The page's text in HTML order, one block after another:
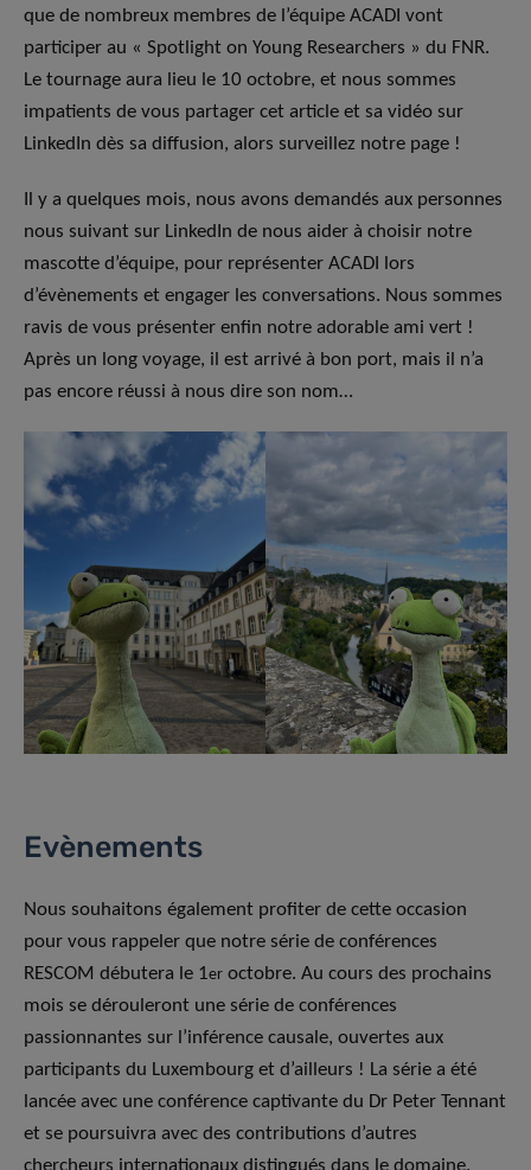
que de nombreux membres de l’équipe ACADI vont
participer au « Spotlight on Young Researchers » du FNR.
Le tournage aura lieu le 10 octobre, et nous sommes
impatients de vous partager cet article et sa vidéo sur
LinkedIn dès sa diffusion, alors surveillez notre page !
Il y a quelques mois, nous avons demandés aux personnes
nous suivant sur LinkedIn de nous aider à choisir notre
mascotte d’équipe, pour représenter ACADI lors
d’évènements et engager les conversations. Nous sommes
ravis de vous présenter enfin notre adorable ami vert !
Après un long voyage, il est arrivé à bon port, mais il n’a
pas encore réussi à nous dire son nom…
Evènements
Nous souhaitons également profiter de cette occasion
pour vous rappeler que notre série de conférences
RESCOM débutera le 1er octobre. Au cours des prochains
mois se dérouleront une série de conférences
passionnantes sur l’inférence causale, ouvertes aux
participants du Luxembourg et d’ailleurs ! La série a été
lancée avec une conférence captivante du Dr Peter Tennant
et se poursuivra avec des contributions d’autres
chercheurs internationaux distingués dans le domaine.